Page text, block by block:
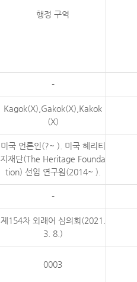
행정 구역
-
Kagok(X),Gakok(X),Kakok
(X)
미국 언론인(?~ ). 미국 헤리티
지재단(The Heritage Founda
tion) 선임 연구원(2014~ ).
-
제154차 외래어 심의회(2021.
3. 8.)
0003